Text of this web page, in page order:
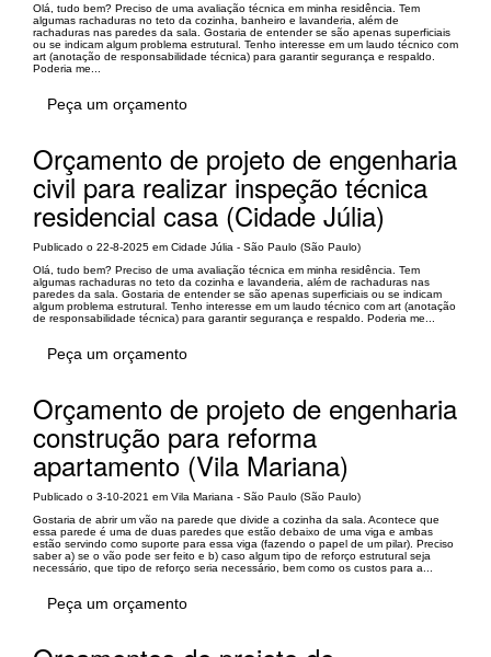
Olá, tudo bem? Preciso de uma avaliação técnica em minha residência. Tem
algumas rachaduras no teto da cozinha, banheiro e lavanderia, além de
rachaduras nas paredes da sala. Gostaria de entender se são apenas superficiais
ou se indicam algum problema estrutural. Tenho interesse em um laudo técnico com
art (anotação de responsabilidade técnica) para garantir segurança e respaldo.
Poderia me...
Peça um orçamento
Orçamento de projeto de engenharia
civil para realizar inspeção técnica
residencial casa (Cidade Júlia)
Publicado o 22-8-2025 em Cidade Júlia - São Paulo (São Paulo)
Olá, tudo bem? Preciso de uma avaliação técnica em minha residência. Tem
algumas rachaduras no teto da cozinha e lavanderia, além de rachaduras nas
paredes da sala. Gostaria de entender se são apenas superficiais ou se indicam
algum problema estrutural. Tenho interesse em um laudo técnico com art (anotação
de responsabilidade técnica) para garantir segurança e respaldo. Poderia me...
Peça um orçamento
Orçamento de projeto de engenharia
construção para reforma
apartamento (Vila Mariana)
Publicado o 3-10-2021 em Vila Mariana - São Paulo (São Paulo)
Gostaria de abrir um vão na parede que divide a cozinha da sala. Acontece que
essa parede é uma de duas paredes que estão debaixo de uma viga e ambas
estão servindo como suporte para essa viga (fazendo o papel de um pilar). Preciso
saber a) se o vão pode ser feito e b) caso algum tipo de reforço estrutural seja
necessário, que tipo de reforço seria necessário, bem como os custos para a...
Peça um orçamento